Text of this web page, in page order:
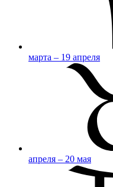
марта – 19 апреля
апреля – 20 мая